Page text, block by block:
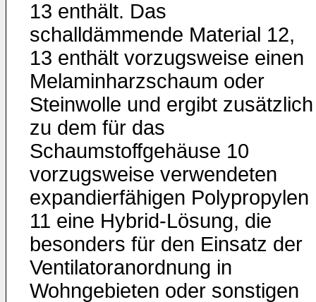
13 enthält. Das
schalldämmende Material 12,
13 enthält vorzugsweise einen
Melaminharzschaum oder
Steinwolle und ergibt zusätzlich
zu dem für das
Schaumstoffgehäuse 10
vorzugsweise verwendeten
expandierfähigen Polypropylen
11 eine Hybrid-Lösung, die
besonders für den Einsatz der
Ventilatoranordnung in
Wohngebieten oder sonstigen